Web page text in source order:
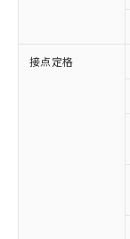
接点定格
ご
以下の
※1 対
対応
非含有
対応予
有に対
対応予
非含有